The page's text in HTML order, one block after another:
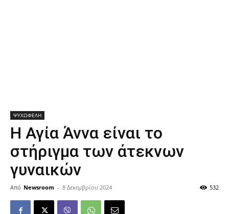
ΨΥΧΩΦΕΛΗ
Η Αγία Άννα είναι το
στήριγμα των άτεκνων
γυναικών
Από Newsroom - 8 Δεκεμβρίου 2024 532